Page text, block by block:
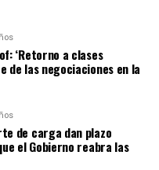
‘Retorno a clases
de las negociaciones en la
de carga dan plazo
el Gobierno reabra las